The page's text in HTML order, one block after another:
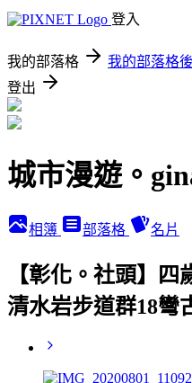
登入
我的部落格 我的部落格
登出
城市漫遊。
相簿 部落格 名片
【彰化。社頭】四
清水岩步道群18彎